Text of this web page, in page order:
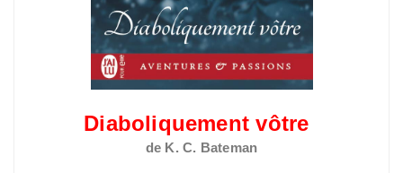
Diaboliquement vôtre
de K. C. Bateman